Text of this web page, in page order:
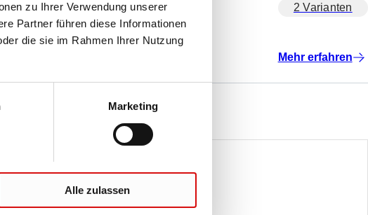
zu Ihrer Verwendung unserer
Partner führen diese Informationen
die sie im Rahmen Ihrer Nutzung
Marketing
Alle zulassen
2 Varianten
Mehr erfahren
science. But science is our Life.